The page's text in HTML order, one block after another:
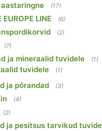
(17)
EUROPE LINE (6)
(2)
(7)
ja mineraalid tuvidele (1)
tuvidele (1)
ja põrandad (3)
(4)
(2)
ja pesitsus tarvikud